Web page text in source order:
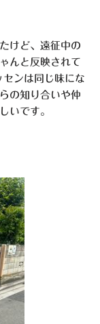
けど、遠征中の
んと反映されて
ンは同じ味にな
の知り合いや仲
いです。